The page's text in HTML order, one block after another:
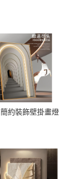
簡約裝飾壁掛畫燈